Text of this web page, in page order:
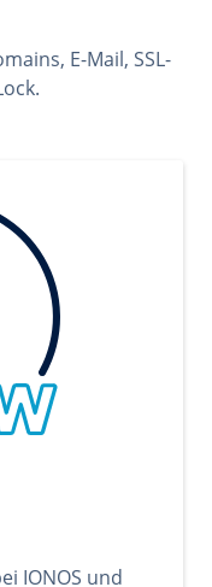
E-Mail, SSL-
IONOS und